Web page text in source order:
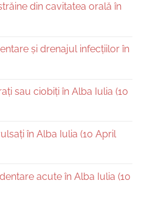
din cavitatea orală în
și drenajul infecțiilor în
sau ciobiți în Alba Iulia (10
în Alba Iulia (10 April
acute în Alba Iulia (10